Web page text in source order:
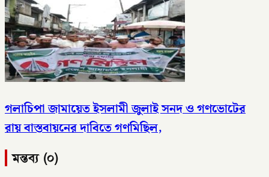
গলাচিপা জামায়েত ইসলামী জুলাই সনদ ও গণভোটের
রায় বাস্তবায়নের দাবিতে গণমিছিল,
মন্তব্য (০)